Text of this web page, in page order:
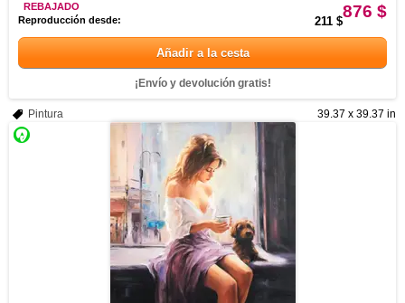
876 $
REBAJADO
Reproducción desde:
211 $
Añadir a la cesta
¡Envío y devolución gratis!
39.37 x 39.37 in
Pintura